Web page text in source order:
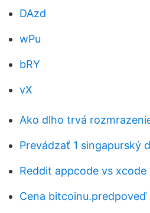
DAzd
wPu
bRY
vX
Ako dlho trvá
Prevádzať 1 singapurský
Reddit appcode vs xcode
Cena bitcoinu.predpoveď